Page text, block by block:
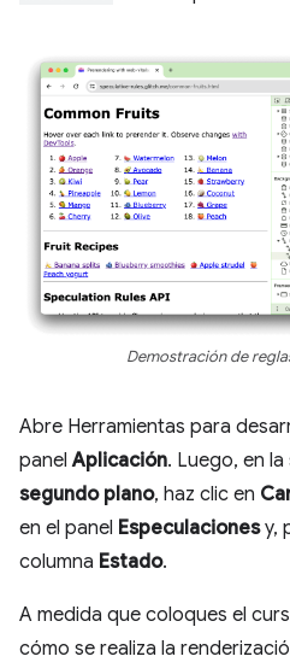
Demostración de
Abre Herramientas para
panelAplicación. Luego, en
segundo plano, haz clic en
en el panel Especulacionesy,
columna Estado.
A medida que coloques el
cómo se realiza la